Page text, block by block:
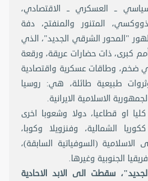
ــ العسكري ــ الاقتصادي،
المتنور والمنفتح، دفة
ظهور "المحور الشرقي الجديد"، الذي
كبرى، ذات حضارات عريقة، ورقعة
ضخم، وطاقات عسكرية واقتصادية
طبيعية طائلة، هي: روسيا
الاسلامية الايرانية.
او قطاعيا، دولا وشعوبا اخرى
الشمالية، وفنزويلا وكوبا،
الاسلامية (السوفياتية السابقة)،
الجنوبية وغيرها.
سقطت الى الابد الاحادية